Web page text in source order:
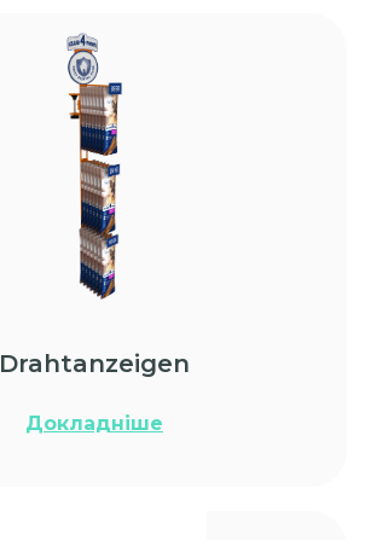
Drahtanzeigen
Докладніше